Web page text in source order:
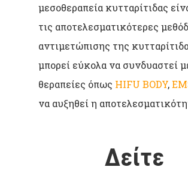
μεσοθεραπεία κυτταρίτιδας
τις αποτελεσματικότερες
αντιμετώπισης της
μπορεί εύκολα να συνδυαστεί
θεραπείες όπως HIFU BODY,
να αυξηθεί η
Δείτε